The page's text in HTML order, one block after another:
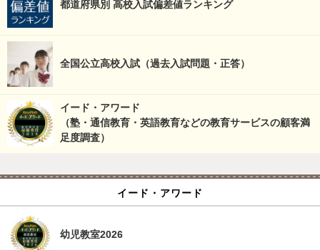
都道府県別 高校入試偏差値ランキング
全国公立高校入試（過去入試問題・正答）
イード・アワード
（塾・通信教育・英語教育などの教育サービスの顧客満
足度調査）
イード・アワード
幼児教室2026